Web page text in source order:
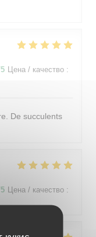
Цена / качество :
De succulents
Цена / качество :